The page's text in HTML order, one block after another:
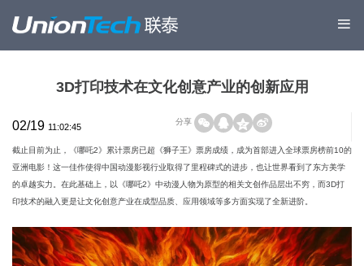
3D打印技术在文化创意产业的创新应用
02/19 11:02:45
分享
截止目前为止，《哪吒2》累计票房已超《狮子王》票房成绩，成为首部进入全球票房榜前10的
亚洲电影！这一佳作使得中国动漫影视行业取得了里程碑式的进步，也让世界看到了东方美学
的卓越实力。在此基础上，以《哪吒2》中动漫人物为原型的相关文创作品层出不穷，而3D打
印技术的融入更是让文化创意产业在成型品质、应用领域等多方面实现了全新进阶。